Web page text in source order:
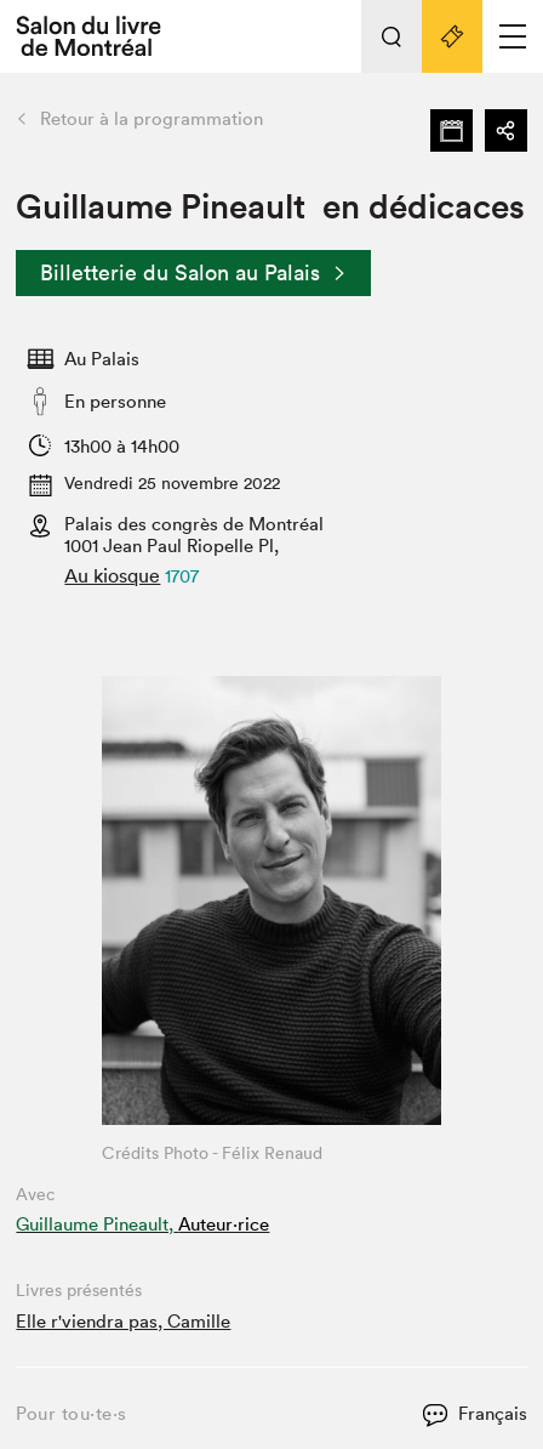
Espace exposant⋅e⋅s
Espace enseignant·e·s
Espace médias
L'événement
Préparer sa visite au Salon
Actualités
SLM PRO
retour Nos activités
Préparer sa visite
Salon dans la ville et en ligne
Projets partenaires
Liens pratiques
Retour à la programmation
Guillaume Pineault en dédicaces
Billetterie du Salon au Palais
Au Palais
En personne
13h00 à 14h00
Vendredi 25 novembre 2022
Palais des congrès de Montréal
1001 Jean Paul Riopelle Pl,
Au kiosque 1707
Avec
Guillaume Pineault, Auteur·rice
Crédits Photo - Félix Renaud
Livres présentés
Elle r'viendra pas, Camille
Pour tou⋅te⋅s Français